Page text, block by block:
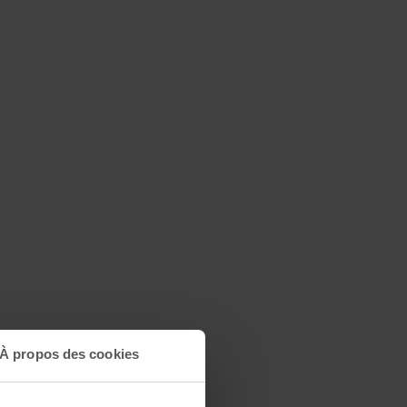
À propos des cookies